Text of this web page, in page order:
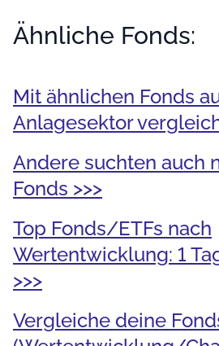
Ähnliche Fonds:
Mit ähnlichen Fonds
Anlagesektor
Andere suchten auch
Fonds >>>
Top Fonds/ETFs nach
Wertentwicklung: 1
>>>
Vergleiche deine